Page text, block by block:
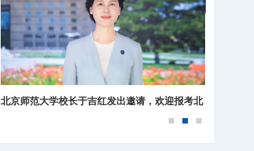
北京师范大学校长于吉红发出邀请，欢迎报考北